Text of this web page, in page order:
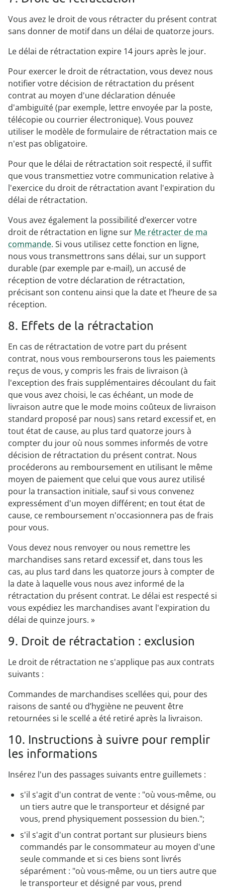
Vous avez le droit de vous rétracter du présent contrat
sans donner de motif dans un délai de quatorze jours.
Le délai de rétractation expire 14 jours après le jour.
Pour exercer le droit de rétractation, vous devez nous
notifier votre décision de rétractation du présent
contrat au moyen d'une déclaration dénuée
d'ambiguïté (par exemple, lettre envoyée par la poste,
télécopie ou courrier électronique). Vous pouvez
utiliser le modèle de formulaire de rétractation mais ce
n'est pas obligatoire.
Pour que le délai de rétractation soit respecté, il suffit
que vous transmettiez votre communication relative à
l'exercice du droit de rétractation avant l'expiration du
délai de rétractation.
Vous avez également la possibilité d’exercer votre
droit de rétractation en ligne sur Me rétracter de ma
commande. Si vous utilisez cette fonction en ligne,
nous vous transmettrons sans délai, sur un support
durable (par exemple par e-mail), un accusé de
réception de votre déclaration de rétractation,
précisant son contenu ainsi que la date et l’heure de sa
réception.
8. Effets de la rétractation
En cas de rétractation de votre part du présent
contrat, nous vous rembourserons tous les paiements
reçus de vous, y compris les frais de livraison (à
l'exception des frais supplémentaires découlant du fait
que vous avez choisi, le cas échéant, un mode de
livraison autre que le mode moins coûteux de livraison
standard proposé par nous) sans retard excessif et, en
tout état de cause, au plus tard quatorze jours à
compter du jour où nous sommes informés de votre
décision de rétractation du présent contrat. Nous
procéderons au remboursement en utilisant le même
moyen de paiement que celui que vous aurez utilisé
pour la transaction initiale, sauf si vous convenez
expressément d'un moyen différent; en tout état de
cause, ce remboursement n'occasionnera pas de frais
pour vous.
Vous devez nous renvoyer ou nous remettre les
marchandises sans retard excessif et, dans tous les
cas, au plus tard dans les quatorze jours à compter de
la date à laquelle vous nous avez informé de la
rétractation du présent contrat. Le délai est respecté si
vous expédiez les marchandises avant l'expiration du
délai de quinze jours. »
9. Droit de rétractation : exclusion
Le droit de rétractation ne s'applique pas aux contrats
suivants :
Commandes de marchandises scellées qui, pour des
raisons de santé ou d’hygiène ne peuvent être
retournées si le scellé a été retiré après la livraison.
10. Instructions à suivre pour remplir
les informations
Insérez l'un des passages suivants entre guillemets :
s'il s'agit d'un contrat de vente : "où vous-même, ou
un tiers autre que le transporteur et désigné par
vous, prend physiquement possession du bien.";
s'il s'agit d'un contrat portant sur plusieurs biens
commandés par le consommateur au moyen d'une
seule commande et si ces biens sont livrés
séparément : "où vous-même, ou un tiers autre que
le transporteur et désigné par vous, prend